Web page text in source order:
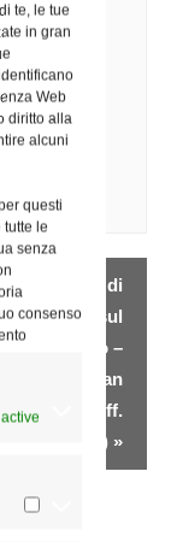
te, le tue
in gran
Web
diritto alla
alcuni
questi
tutte le
senza
consenso
Giornata di
sul
tema del cibo –
parrocchia San
Bosco (Uff.
caritas) »